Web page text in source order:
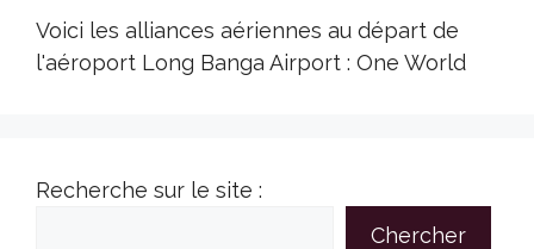
Voici les alliances aériennes au départ de
l'aéroport Long Banga Airport : One World
Recherche sur le site :
Chercher